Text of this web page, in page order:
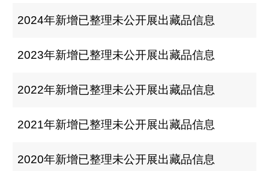
2024年新增已整理未公开展出藏品信息
2023年新增已整理未公开展出藏品信息
2022年新增已整理未公开展出藏品信息
2021年新增已整理未公开展出藏品信息
2020年新增已整理未公开展出藏品信息